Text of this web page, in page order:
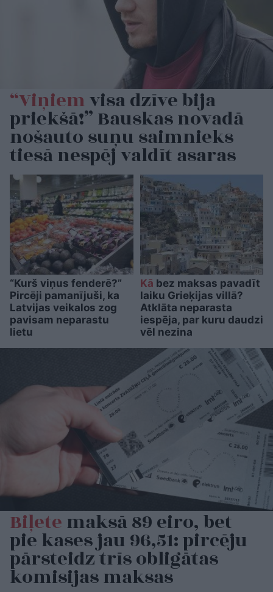
“Viņiemvisa dzīve bija
priekšā!” Bauskas novadā
nošauto suņu saimnieks
tiesā nespēj valdīt asaras
“Kurš viņus fenderē?”
Pircēji pamanījuši, ka
Latvijas veikalos zog
pavisam neparastu
lietu
Kā bez maksas pavadīt
laiku Grieķijas villā?
Atklāta neparasta
iespēja, par kuru daudzi
vēl nezina
Biļetemaksā 89 eiro, bet
pie kases jau 96,51: pircēju
pārsteidz trīs obligātas
komisijas maksas